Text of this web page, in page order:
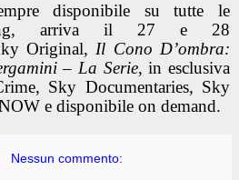
disponibile su tutte le
arriva il 27 e 28
Original,Il Cono D’ombra:
– La Serie, in esclusiva
, Sky Documentaries, Sky
e disponibile on demand.
Nessun commento: